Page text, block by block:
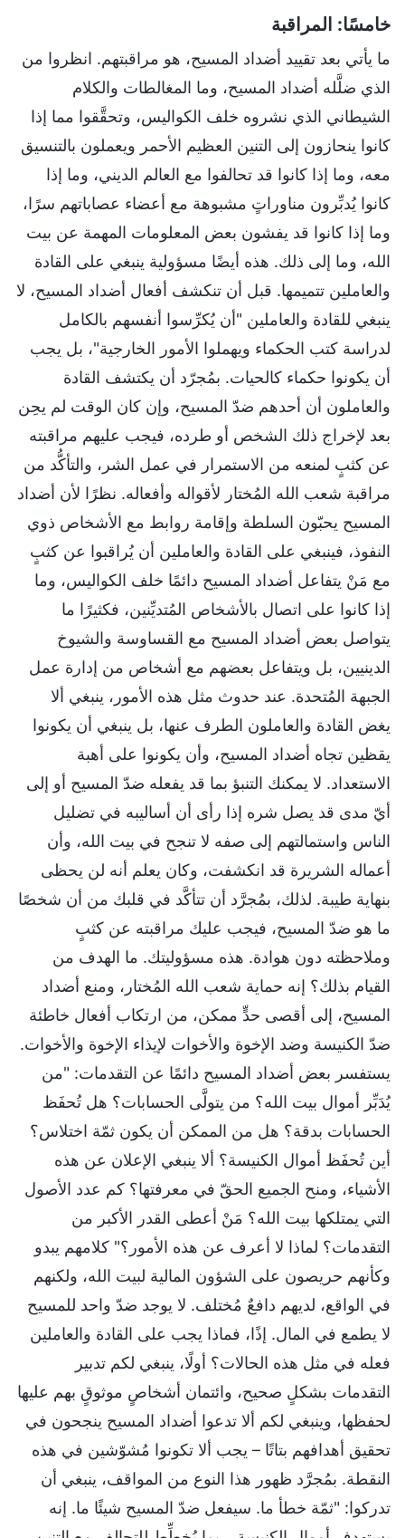
خامسًا: المراقبة
ما يأتي بعد تقييد أضداد المسيح، هو مراقبتهم. انظروا من
الذي ضلَّله أضداد المسيح، وما المغالطات والكلام
الشيطاني الذي نشروه خلف الكواليس، وتحقَّقوا مما إذا
كانوا ينحازون إلى التنين العظيم الأحمر ويعملون بالتنسيق
معه، وما إذا كانوا قد تحالفوا مع العالم الديني، وما إذا
كانوا يُدبِّرون مناوراتٍ مشبوهة مع أعضاء عصاباتهم سرًا،
وما إذا كانوا قد يفشون بعض المعلومات المهمة عن بيت
الله، وما إلى ذلك. هذه أيضًا مسؤولية ينبغي على القادة
والعاملين تتميمها. قبل أن تنكشف أفعال أضداد المسيح، لا
ينبغي للقادة والعاملين "أن يُكرِّسوا أنفسهم بالكامل
لدراسة كتب الحكماء ويهملوا الأمور الخارجية"، بل يجب
أن يكونوا حكماء كالحيات. بمُجرّد أن يكتشف القادة
والعاملون أن أحدهم ضدّ المسيح، وإن كان الوقت لم يحِن
بعد لإخراج ذلك الشخص أو طرده، فيجب عليهم مراقبته
عن كثبٍ لمنعه من الاستمرار في عمل الشر، والتأكُّد من
مراقبة شعب الله المُختار لأقواله وأفعاله. نظرًا لأن أضداد
المسيح يحبّون السلطة وإقامة روابط مع الأشخاص ذوي
النفوذ، فينبغي على القادة والعاملين أن يُراقبوا عن كثبٍ
مع مَنْ يتفاعل أضداد المسيح دائمًا خلف الكواليس، وما
إذا كانوا على اتصال بالأشخاص المُتديِّنين، فكثيرًا ما
يتواصل بعض أضداد المسيح مع القساوسة والشيوخ
الدينيين، بل ويتفاعل بعضهم مع أشخاص من إدارة عمل
الجبهة المُتحدة. عند حدوث مثل هذه الأمور، ينبغي ألا
يغض القادة والعاملون الطرف عنها، بل ينبغي أن يكونوا
يقظين تجاه أضداد المسيح، وأن يكونوا على أهبة
الاستعداد. لا يمكنك التنبؤ بما قد يفعله ضدّ المسيح أو إلى
أيّ مدى قد يصل شره إذا رأى أن أساليبه في تضليل
الناس واستمالتهم إلى صفه لا تنجح في بيت الله، وأن
أعماله الشريرة قد انكشفت، وكان يعلم أنه لن يحظى
بنهاية طيبة. لذلك، بمُجرَّد أن تتأكَّد في قلبك من أن شخصًا
ما هو ضدّ المسيح، فيجب عليك مراقبته عن كثبٍ
وملاحظته دون هوادة. هذه مسؤوليتك. ما الهدف من
القيام بذلك؟ إنه حماية شعب الله المُختار، ومنع أضداد
المسيح، إلى أقصى حدٍّ ممكن، من ارتكاب أفعال خاطئة
ضدّ الكنيسة وضد الإخوة والأخوات لإيذاء الإخوة والأخوات.
يستفسر بعض أضداد المسيح دائمًا عن التقدمات: "من
يُدَبِّر أموال بيت الله؟ من يتولَّى الحسابات؟ هل تُحفَظ
الحسابات بدقة؟ هل من الممكن أن يكون ثمّة اختلاس؟
أين تُحفَظ أموال الكنيسة؟ ألا ينبغي الإعلان عن هذه
الأشياء، ومنح الجميع الحقّ في معرفتها؟ كم عدد الأصول
التي يمتلكها بيت الله؟ مَنْ أعطى القدر الأكبر من
التقدمات؟ لماذا لا أعرف عن هذه الأمور؟" كلامهم يبدو
وكأنهم حريصون على الشؤون المالية لبيت الله، ولكنهم
في الواقع، لديهم دافعٌ مُختلف. لا يوجد ضدّ واحد للمسيح
لا يطمع في المال. إذًا، فماذا يجب على القادة والعاملين
فعله في مثل هذه الحالات؟ أولًا، ينبغي لكم تدبير
التقدمات بشكلٍ صحيح، وائتمان أشخاصٍ موثوقٍ بهم عليها
لحفظها، وينبغي لكم ألا تدعوا أضداد المسيح ينجحون في
تحقيق أهدافهم بتاتًا – يجب ألا تكونوا مُشوّشين في هذه
النقطة. بمُجرَّد ظهور هذا النوع من المواقف، ينبغي أن
تدركوا: "ثمّة خطأ ما. سيفعل ضدّ المسيح شيئًا ما. إنه